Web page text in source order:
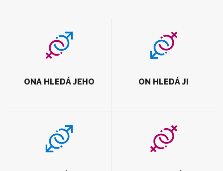
ONA HLEDÁ JEHO ON HLEDÁ JI